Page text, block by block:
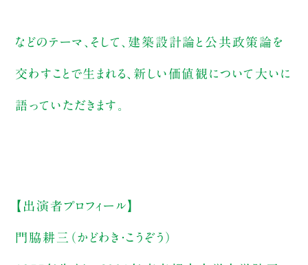
などのテーマ、そして、建築設計論と公共政策論を
交わすことで生まれる、新しい価値観について大いに
語っていただきます。
【出演者プロフィール】
門脇耕三（かどわき・こうぞう）